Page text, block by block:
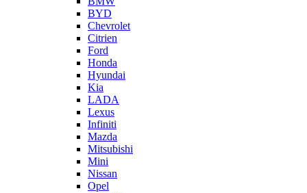
BYD
Chevrolet
Citrien
Ford
Honda
Hyundai
Kia
LADA
Lexus
Infiniti
Mazda
Mitsubishi
Mini
Nissan
Opel